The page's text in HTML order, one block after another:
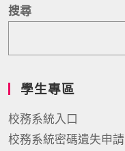
搜尋
學生專區
校務系統入口
校務系統密碼遺失申請